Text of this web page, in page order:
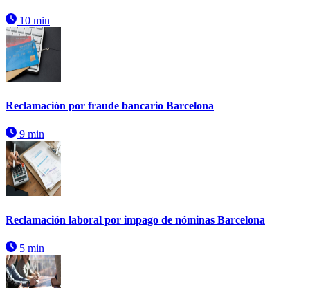
10 min
Reclamación por fraude bancario Barcelona
9 min
Reclamación laboral por impago de nóminas Barcelona
5 min